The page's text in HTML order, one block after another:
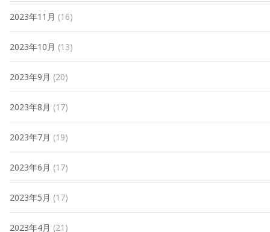
2023年11月 (16)
2023年10月 (13)
2023年9月 (20)
2023年8月 (17)
2023年7月 (19)
2023年6月 (17)
2023年5月 (17)
2023年4月 (21)